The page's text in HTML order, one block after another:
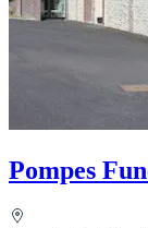
Pompes